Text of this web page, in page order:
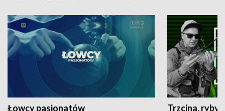
Łowcy pasjonatów Trzcina, ryby